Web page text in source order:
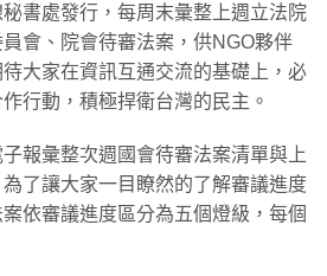
書處發行，每周末彙整上週立法院
會、院會待審法案，供NGO夥伴
大家在資訊互通交流的基礎上，必
行動，積極捍衛台灣的民主。
報彙整次週國會待審法案清單與上
了讓大家一目瞭然的了解審議進度
依審議進度區分為五個燈級，每個